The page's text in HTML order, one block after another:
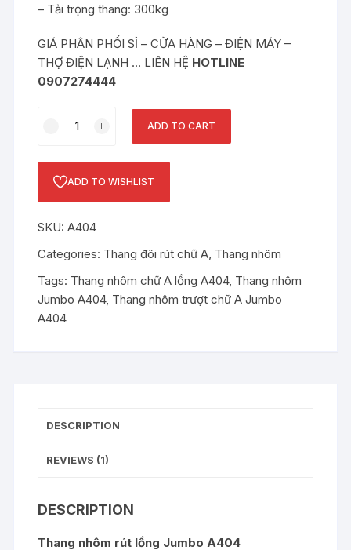
– Tải trọng thang: 300kg
GIÁ PHÂN PHỔI SỈ – CỬA HÀNG – ĐIỆN MÁY –
THỢ ĐIỆN LẠNH … LIÊN HỆ HOTLINE
0907274444
A404
quantity
ADD TO CART
ADD TO WISHLIST
SKU:A404
Categories: Thang đôi rút chữ A Thang nhôm
Tags: Thang nhôm chữ A lồng A404, Thang nhôm
Jumbo A404, Thang nhôm trượt chữ A Jumbo
A404
DESCRIPTION
REVIEWS (1)
DESCRIPTION
Thang nhôm rút lồng Jumbo A404